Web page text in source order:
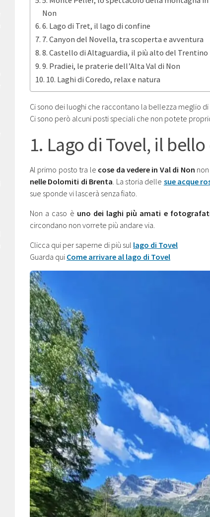
Non
6. Lago di Tret, il lago di confine
7. Canyon del Novella, tra scoperta e avventura
8. Castello di Altaguardia, il più alto del Trentino
9. Pradiei, le praterie dell’Alta Val di Non
10. Laghi di Coredo, relax e natura
Ci sono dei luoghi che raccontano la bellezza meglio
Ci sono però alcuni posti speciali che non potete
1. Lago di Tovel, il
Al primo posto tra le cose da vedere in Val di Non
nelle Dolomiti di Brenta. La storia delle sue acque
sue sponde vi lascerà senza fiato.
Non a caso è uno dei laghi più amati e
circondano non vorrete più andare via.
Clicca qui per saperne di più sul lago di Tovel
Guarda qui Come arrivare al lago di Tovel